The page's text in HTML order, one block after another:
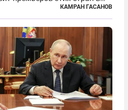
турецкой компании
иракского Киркука и
КАМРАН ГАСАНОВ